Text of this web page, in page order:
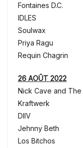
Fontaines D.C.
IDLES
Soulwax
Priya Ragu
Requin Chagrin
26 AOÛT 2022
Nick Cave and
Kraftwerk
DIIV
Jehnny Beth
Los Bitchos